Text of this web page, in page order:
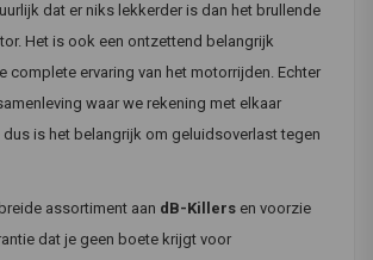
dat er niks lekkerder is dan het brullende
Het is ook een ontzettend belangrijk
complete ervaring van het motorrijden. Echter
waar we rekening met elkaar
dus is het belangrijk om geluidsoverlast tegen
assortiment aan dB-Killers en voorzie
dat je geen boete krijgt voor